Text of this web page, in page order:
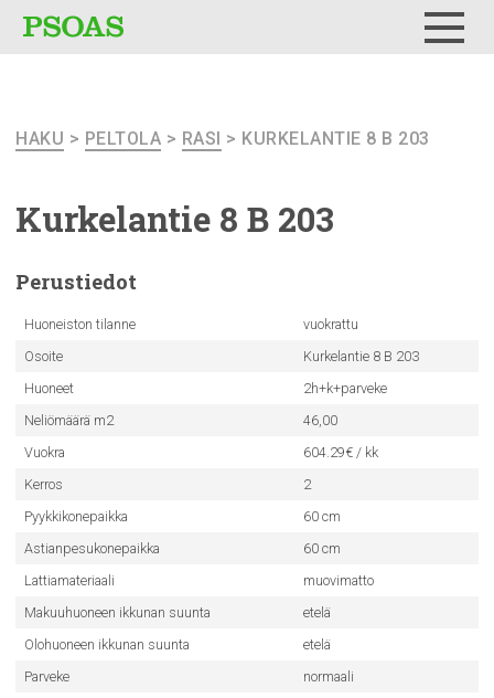
HAKU > PELTOLA > RASI > KURKELANTIE 8 B 203
Kurkelantie 8 B 203
Perustiedot
Huoneiston tilanne
vuokrattu
Osoite
Kurkelantie 8 B 203
Huoneet
2h+k+parveke
Neliömäärä m2
46,00
Vuokra
604.29€ / kk
Kerros
2
Pyykkikonepaikka
60 cm
Astianpesukonepaikka
60 cm
Lattiamateriaali
muovimatto
Makuuhuoneen ikkunan suunta
etelä
Olohuoneen ikkunan suunta
etelä
Parveke
normaali